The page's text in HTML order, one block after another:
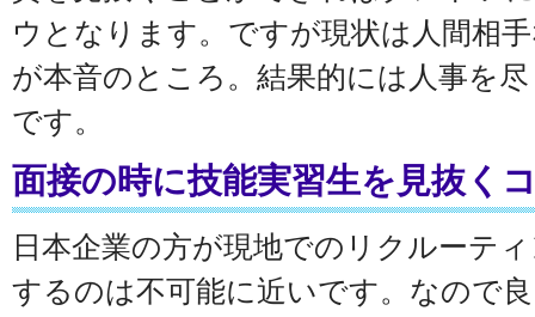
ウとなります。ですが現状は人間相
が本音のところ。結果的には人事を
です。
面接の時に技能実習生を見抜く
日本企業の方が現地でのリクルーテ
するのは不可能に近いです。なので